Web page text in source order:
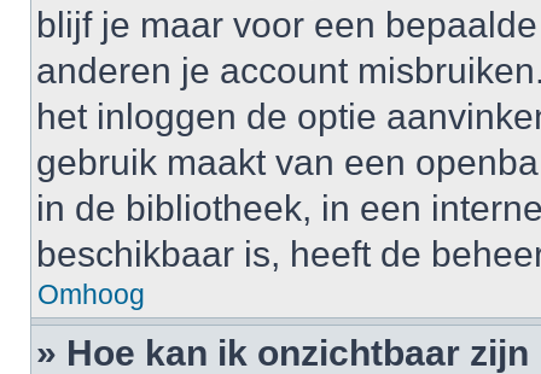
blijf je maar voor een
anderen je account
het inloggen de optie
gebruik maakt van een
in de bibliotheek, in een
beschikbaar is, heeft de
Omhoog
» Hoe kan ik onzichtbaar